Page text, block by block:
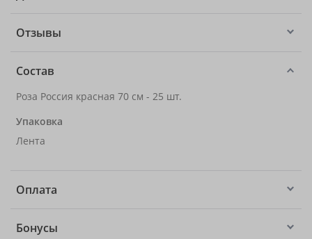
Отзывы
Состав
Роза Россия красная 70 см - 25 шт.
Упаковка
Лента
Оплата
Бонусы